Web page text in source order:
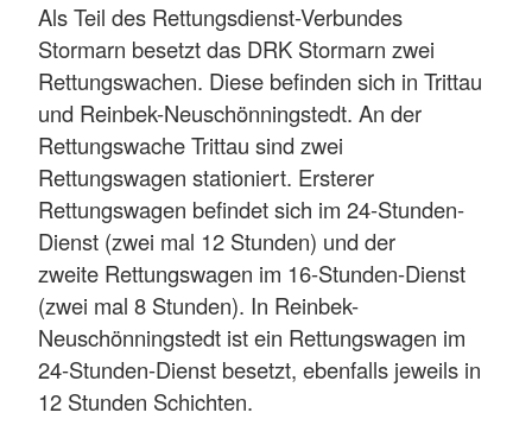
Als Teil des Rettungsdienst-Verbundes
Stormarn besetzt das DRK Stormarn zwei
Rettungswachen. Diese befinden sich in Trittau
und Reinbek-Neuschönningstedt. An der
Rettungswache Trittau sind zwei
Rettungswagen stationiert. Ersterer
Rettungswagen befindet sich im 24-Stunden-
Dienst (zwei mal 12 Stunden) und der
zweite Rettungswagen im 16-Stunden-Dienst
(zwei mal 8 Stunden). In Reinbek-
Neuschönningstedt ist ein Rettungswagen im
24-Stunden-Dienst besetzt, ebenfalls jeweils in
12 Stunden Schichten.